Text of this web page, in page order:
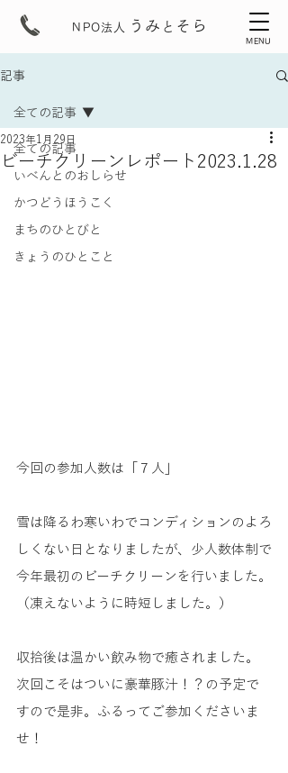
うみ と そら
NPO法人
MENU
記事
全ての記事
いべんとのおしらせ
かつどうほうこく
まちのひとびと
きょうのひとこと
全ての記事
ビーチクリーンレポート2023.1.28
2023年1月29日
今回の参加人数は「７人」
雪は降るわ寒いわでコンディションのよろ
しくない日となりましたが、少人数体制で
今年最初のビーチクリーンを行いました。
（凍えないように時短しました。）
収拾後は温かい飲み物で癒されました。
次回こそはついに豪華豚汁！？の予定で
すので是非。ふるってご参加くださいま
せ！